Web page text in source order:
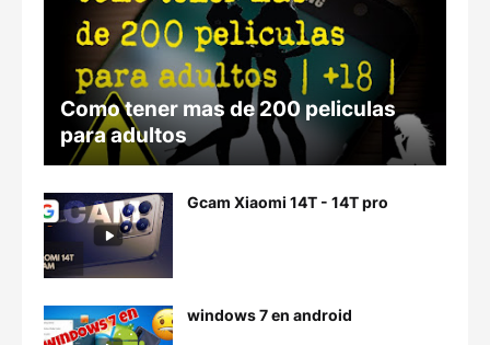
Como tener mas de 200 peliculas
para adultos
Gcam Xiaomi 14T - 14T pro
windows 7 en android